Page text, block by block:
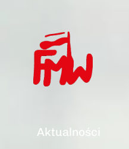
Aktualności